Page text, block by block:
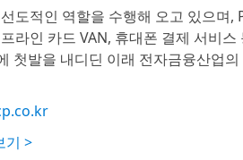
도적인 역할을 수행해 오고 있으며
라인 카드 VAN, 휴대폰 결제 서비
첫발을 내디딘 이래 전자금융산업
기 >